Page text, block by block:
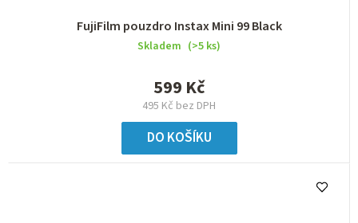
FujiFilm pouzdro Instax Mini 99 Black
Skladem (>5 ks)
495 Kč bez DPH
599 Kč
DO KOŠÍKU